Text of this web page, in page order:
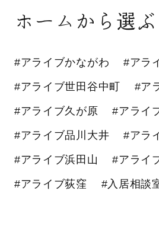
ホームから選ぶ
#アライブかながわ #アラ
#アライブ世田谷中町 #ア
#アライブ久が原 #アライ
#アライブ品川大井 #アラ
#アライブ浜田山 #アライ
#アライブ荻窪 #入居相談